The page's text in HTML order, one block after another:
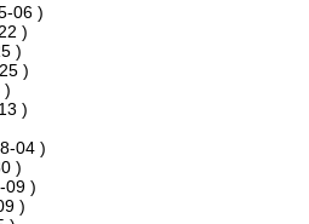
06 )
)
)
)
)
)
04 )
)
09 )
)